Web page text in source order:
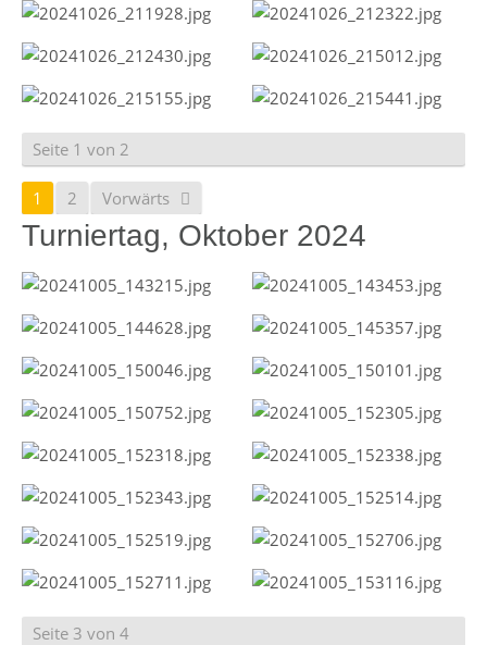
Seite 1 von 2
1 2 Vorwärts
Turniertag, Oktober 2024
Seite 3 von 4